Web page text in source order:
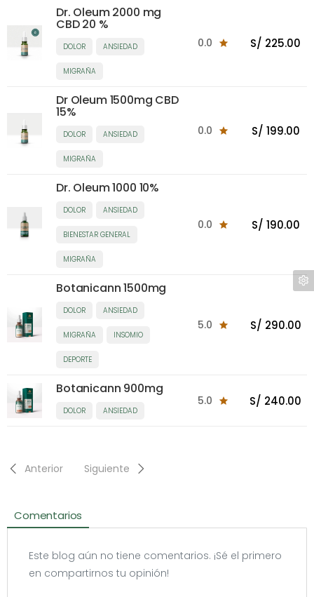
Dr. Oleum 2000 mg
CBD 20 %
DOLOR ANSIEDAD
MIGRAÑA
0.0 S/ 225.00
Dr Oleum 1500mg CBD
15%
DOLOR ANSIEDAD
MIGRAÑA
0.0 S/ 199.00
Dr. Oleum 1000 10%
DOLOR ANSIEDAD
BIENESTAR GENERAL
MIGRAÑA
0.0 S/ 190.00
Botanicann 1500mg
DOLOR ANSIEDAD
MIGRAÑA INSOMIO
DEPORTE
5.0 S/ 290.00
Botanicann 900mg
DOLOR ANSIEDAD
5.0 S/ 240.00
Anterior Siguiente
Comentarios
Este blog aún no tiene comentarios. ¡Sé el primero
en compartirnos tu opinión!